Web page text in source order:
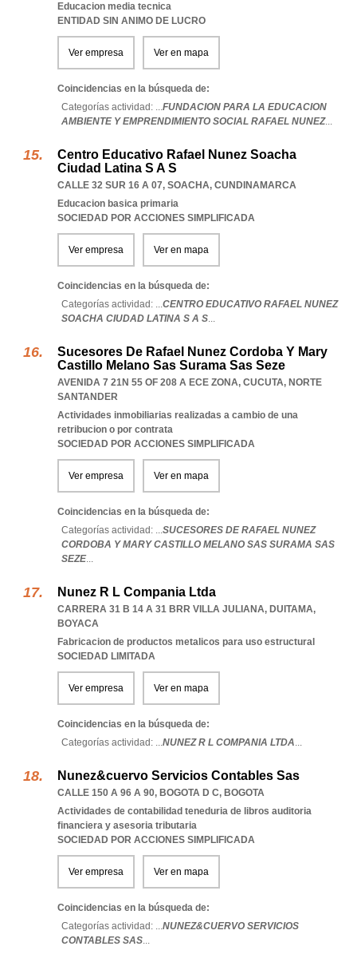
Educacion media tecnica
ENTIDAD SIN ANIMO DE LUCRO
Ver empresa Ver en mapa
Coincidencias en la búsqueda de:
Categorías actividad: ...FUNDACION PARA LA EDUCACION
AMBIENTE Y EMPRENDIMIENTO SOCIAL RAFAEL NUNEZ...
Centro Educativo Rafael Nunez Soacha
Ciudad Latina S A S
CALLE 32 SUR 16 A 07, SOACHA, CUNDINAMARCA
Educacion basica primaria
SOCIEDAD POR ACCIONES SIMPLIFICADA
Ver empresa Ver en mapa
Coincidencias en la búsqueda de:
Categorías actividad: ...CENTRO EDUCATIVO RAFAEL NUNEZ
SOACHA CIUDAD LATINA S A S...
Sucesores De Rafael Nunez Cordoba Y Mary
Castillo Melano Sas Surama Sas Seze
AVENIDA 7 21N 55 OF 208 A ECE ZONA, CUCUTA, NORTE
SANTANDER
Actividades inmobiliarias realizadas a cambio de una
retribucion o por contrata
SOCIEDAD POR ACCIONES SIMPLIFICADA
Ver empresa Ver en mapa
Coincidencias en la búsqueda de:
Categorías actividad: ...SUCESORES DE RAFAEL NUNEZ
CORDOBA Y MARY CASTILLO MELANO SAS SURAMA SAS
SEZE...
Nunez R L Compania Ltda
CARRERA 31 B 14 A 31 BRR VILLA JULIANA, DUITAMA,
BOYACA
Fabricacion de productos metalicos para uso estructural
SOCIEDAD LIMITADA
Ver empresa Ver en mapa
Coincidencias en la búsqueda de:
Categorías actividad: ...NUNEZ R L COMPANIA LTDA...
Nunez&cuervo Servicios Contables Sas
CALLE 150 A 96 A 90, BOGOTA D C, BOGOTA
Actividades de contabilidad teneduria de libros auditoria
financiera y asesoria tributaria
SOCIEDAD POR ACCIONES SIMPLIFICADA
Ver empresa Ver en mapa
Coincidencias en la búsqueda de:
Categorías actividad: ...NUNEZ&CUERVO SERVICIOS
CONTABLES SAS...